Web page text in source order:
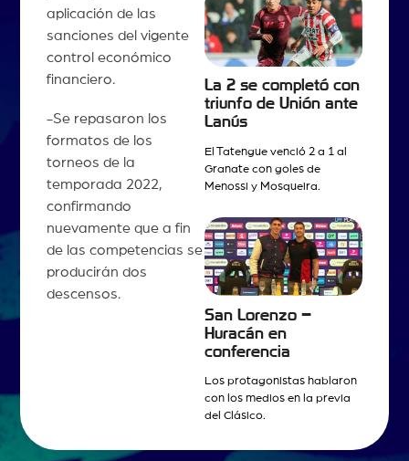
aplicación de las
sanciones del vigente
control económico
financiero.
-Se repasaron los
formatos de los
torneos de la
temporada 2022,
confirmando
nuevamente que a fin
de las competencias se
producirán dos
descensos.
La 2 se completó con
triunfo de Unión ante
Lanús
El Tatengue venció 2 a 1 al
Granate con goles de
Menossi y Mosqueira.
San Lorenzo –
Huracán en
conferencia
Los protagonistas hablaron
con los medios en la previa
del Clásico.